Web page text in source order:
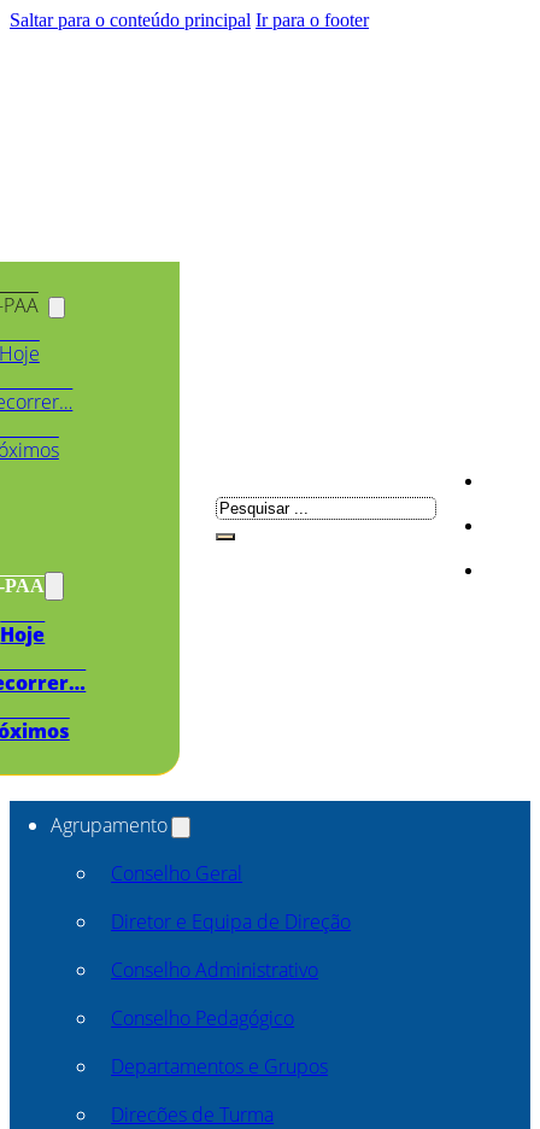
Saltar para o conteúdo principal Ir para o footer
PAA
Hoje
Pesquisar
Agrupamento
Conselho Geral
Diretor e Equipa de Direção
Conselho Administrativo
Conselho Pedagógico
Departamentos e Grupos
Direcões de Turma